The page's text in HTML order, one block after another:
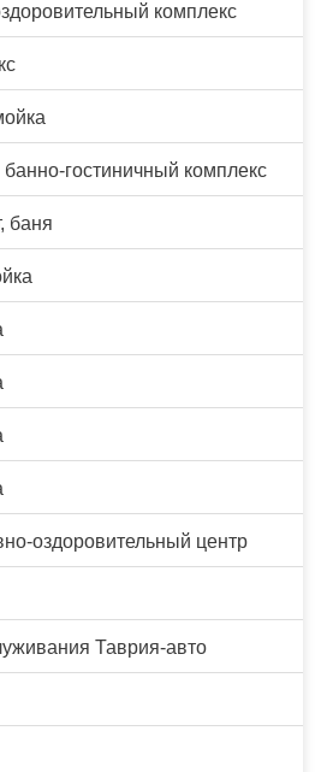
комплекс
гостиничный комплекс
баня
оздоровительный центр
Таврия-авто